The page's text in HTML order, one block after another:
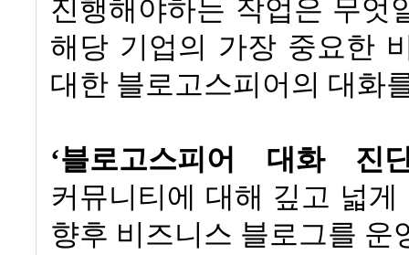
진행해야하는 작업은 무엇
해당 기업의 가장 중요한
대한 블로고스피어의 대화
‘블로고스피어 대화 진
커뮤니티에 대해 깊고 넓
향후 비즈니스 블로그를 운